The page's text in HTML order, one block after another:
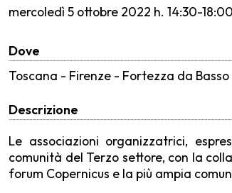
mercoledì 5 ottobre 2022 h. 14:30-18:00
Dove
Toscana - Firenze - Fortezza da Basso
Descrizione
Le associazioni organizzatrici,
comunità del Terzo settore, con la
forum Copernicus e la più ampia